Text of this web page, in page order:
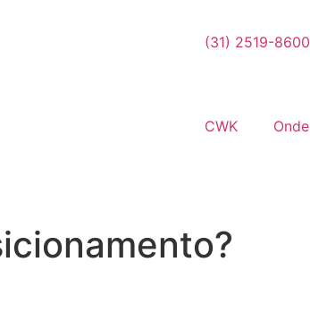
(31) 2519-8600
CWK Onde